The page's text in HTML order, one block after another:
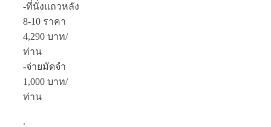
-ที่นั่งแถวหลัง
8-10 ราคา
4,290 บาท/
ท่าน
-จ่ายมัดจำ
1,000 บาท/
ท่าน
.